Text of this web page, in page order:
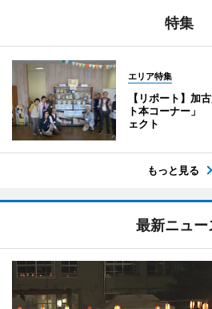
特集
エリア特集
【リポート】加
ト本コーナー」
ェクト
もっと見る
最新ニュー